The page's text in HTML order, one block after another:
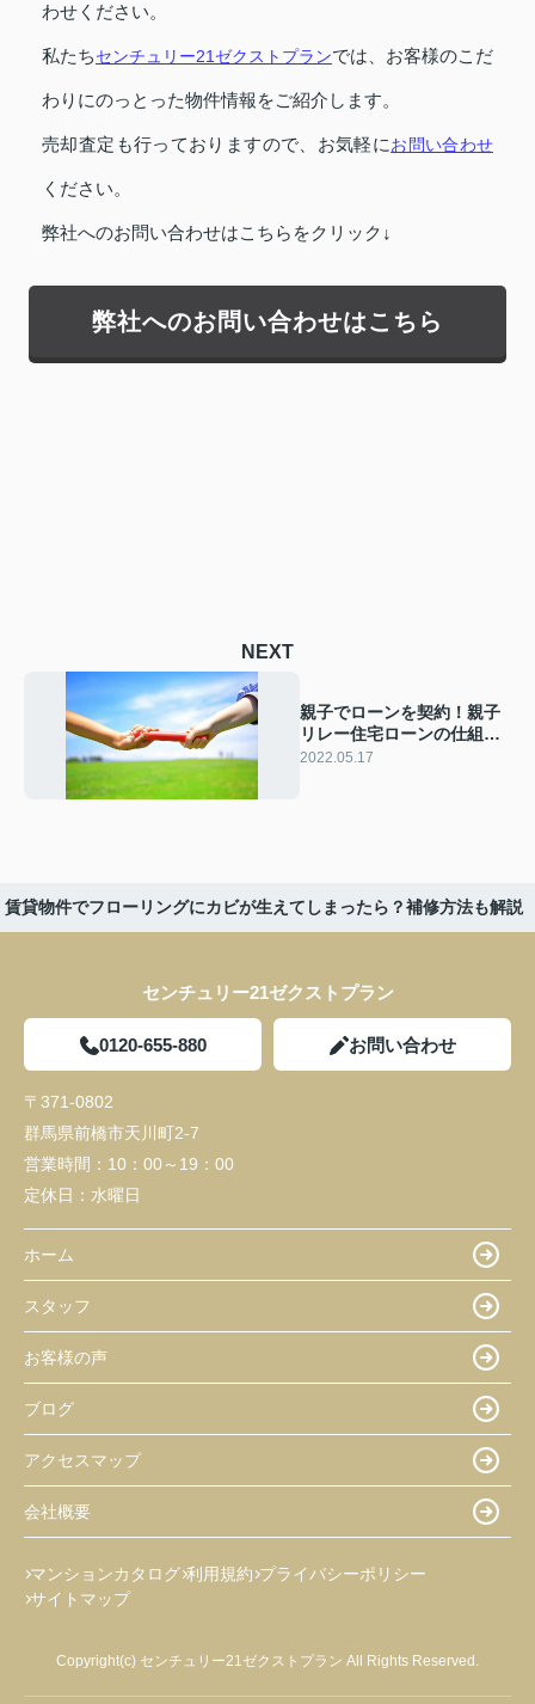
わせください。
私たちセンチュリー21ゼクストプランでは、お客様のこだ
わりにのっとった物件情報をご紹介します。
売却査定も行っておりますので、お気軽にお問い合わせ
ください。
弊社へのお問い合わせはこちらをクリック↓
弊社へのお問い合わせはこちら
NEXT
親子でローンを契約！親子
リレー住宅ローンの仕組み
やメリット・デメリット
2022.05.17
賃貸物件でフローリングにカビが生えてしまったら？補修方法も解説
センチュリー21ゼクストプラン
0120-655-880 お問い合わせ
〒371-0802
群馬県前橋市天川町2-7
営業時間： 10：00～19：00
定休日： 水曜日
ホーム
スタッフ
お客様の声
ブログ
アクセスマップ
会社概要
マンションカタログ 利用規約 プライバシーポリシー
サイトマップ
Copyright(c) センチュリー21ゼクストプラン All Rights Reserved.